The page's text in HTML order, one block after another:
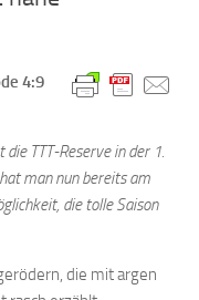
4:9
TTT-Reserve in der 1.
man nun bereits am
die tolle Saison
die mit argen